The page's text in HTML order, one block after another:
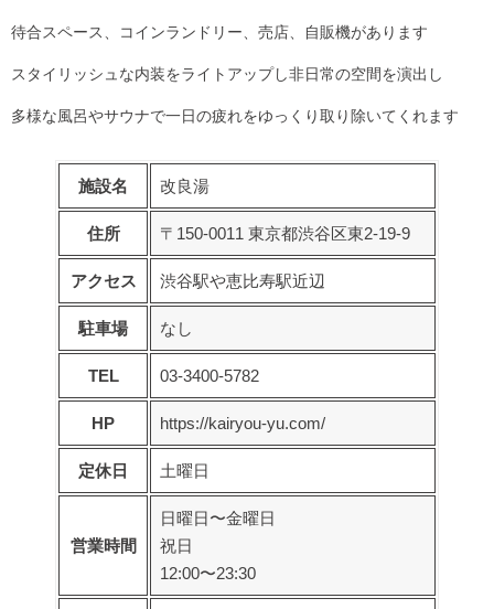
待合スペース、コインランドリー、売店、自販機があります
スタイリッシュな内装をライトアップし非日常の空間を演出し
多様な風呂やサウナで一日の疲れをゆっくり取り除いてくれます
施設名 改良湯
住所 〒150-0011 東京都渋谷区東2-19-9
アクセス 渋谷駅や恵比寿駅近辺
駐車場 なし
TEL 03-3400-5782
HP https://kairyou-yu.com/
定休日 土曜日
営業時間
日曜日〜金曜日
祝日
12:00〜23:30